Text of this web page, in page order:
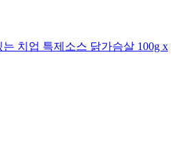
치업 특제소스 닭가슴살 100g x